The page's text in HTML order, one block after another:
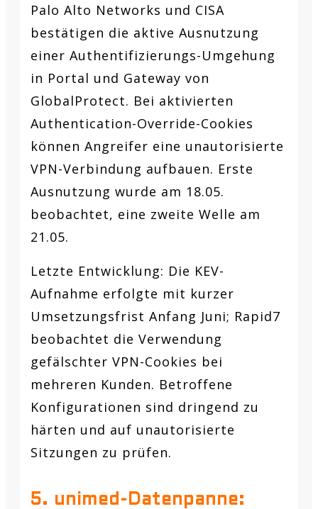
Palo Alto Networks und CISA
bestätigen die aktive Ausnutzung
einer Authentifizierungs-Umgehung
in Portal und Gateway von
GlobalProtect. Bei aktivierten
Authentication-Override-Cookies
können Angreifer eine unautorisierte
VPN-Verbindung aufbauen. Erste
Ausnutzung wurde am 18.05.
beobachtet, eine zweite Welle am
21.05.
Letzte Entwicklung: Die KEV-
Aufnahme erfolgte mit kurzer
Umsetzungsfrist Anfang Juni; Rapid7
beobachtet die Verwendung
gefälschter VPN-Cookies bei
mehreren Kunden. Betroffene
Konfigurationen sind dringend zu
härten und auf unautorisierte
Sitzungen zu prüfen.
5. unimed-Datenpanne: